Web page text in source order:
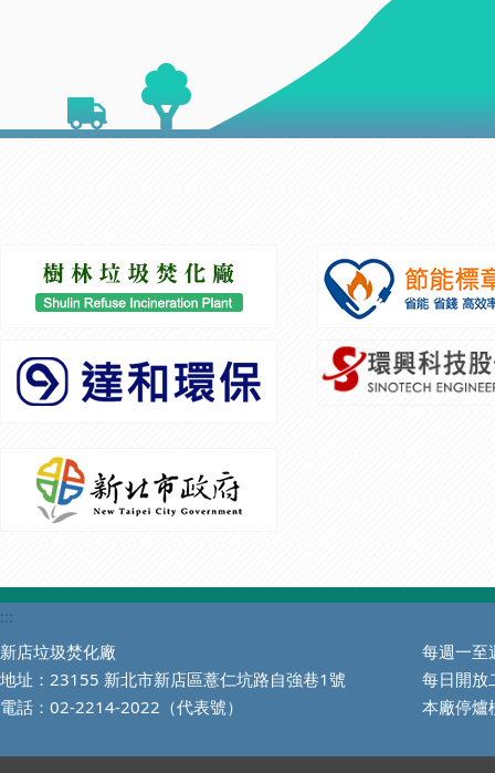
:::
新店垃圾焚化廠
地址：23155 新北市新店區薏仁坑路自強巷1號
電話：02-2214-2022（代表號）
每週一
每日開放
本廠停爐